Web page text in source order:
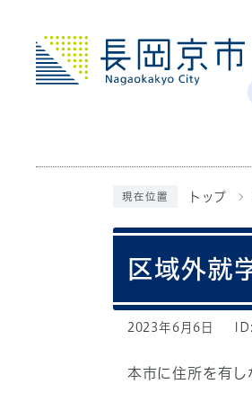
現在位置 トップ
区域外就
2023年6月6日
本市に住所を有し